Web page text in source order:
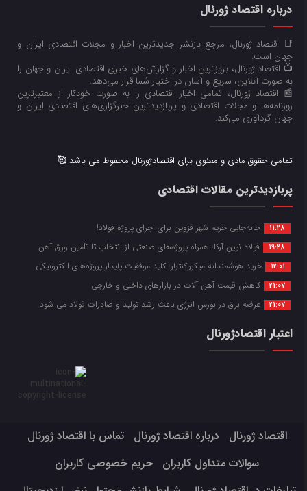
درباره اقتصاد ژورنال
📑 اقتصاد ژورنال، مرجع بازنشر جدیدترین اخبار و مجلات اقتصادی ایران و
جهان است.
📺 اقتصاد ژورنال، بروزترین اخبار و گزارش‌های خبری اقتصادی ایران و جهان را
به صورت آنلاین، سریع و آسان در اختیار شما قرار می‌‌دهد.
📰 اقتصاد ژورنال، تمامی اخبار اقتصادی را به صورت خودکار از معتبرترین
روزنامه‌ها و مجلات اقتصادی و پربازدیدترین خبرگزاری‌های اقتصادی ایران و
جهان گردآوری می‌کند.
تمامی حقوق مادی و معنوی برای اقتصادژورنال محفوظ می باشد 🥰
پربازدیدترین مقالات اقتصادی
11:28 جابه‌جایی حریم شهر قزوین برای اجرای پروژه فولاد!
19:28 فولاد نوین آرکا؛ همراه پروژه‌های صنعتی از انتخاب تا تأمین ورق آهن
12:01 خرید هوشمندانه میکروکنترلر؛ کلید موفقیت پایدار پروژه‌های الکترونیکی
21:07 کاهش قیمت آهن آلات در بازارهای داخلی و خارجی
21:07 عرضه برق در بورس انرژی باعث رشد تولید و صادرات فولاد می شود
اعتبار اقتصادژورنال
اقتصاد ژورنال درباره اقتصاد ژورنال
تماس با اقتصاد ژورنال
سوالات متداول کاربران
حریم خصوصی کاربران